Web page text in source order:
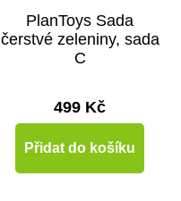
PlanToys Sada
čerstvé zeleniny, sada
C
499 Kč
Přidat do košíku